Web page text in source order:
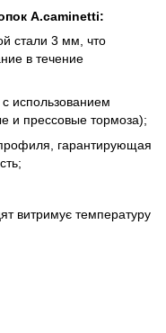
A.caminetti:
стали 3 мм, что
в течение
использованием
и прессовые тормоза);
гарантирующая
витримує температуру